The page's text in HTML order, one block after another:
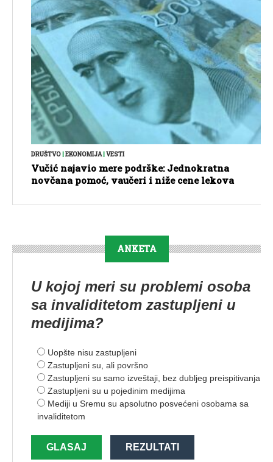
DRUŠTVO|EKONOMIJA|VESTI
Vučić najavio mere podrške: Jednokratna
novčana pomoć, vaučeri i niže cene lekova
ANKETA
U kojoj meri su problemi osoba
sa invaliditetom zastupljeni u
medijima?
Uopšte nisu zastupljeni
Zastupljeni su, ali površno
Zastupljeni su samo izveštaji, bez dubljeg preispitivanja
Zastupljeni su u pojedinim medijima
Mediji u Sremu su apsolutno posvećeni osobama sa
invaliditetom
GLASAJ REZULTATI